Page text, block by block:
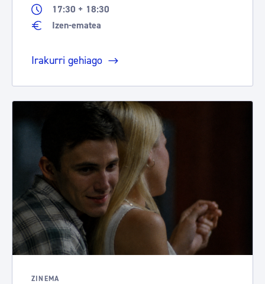
17:30 + 18:30
Izen-ematea
Irakurri gehiago
ZINEMA